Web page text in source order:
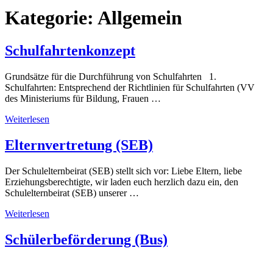
Kategorie: Allgemein
Schulfahrtenkonzept
Grundsätze für die Durchführung von Schulfahrten 1.
Schulfahrten: Entsprechend der Richtlinien für Schulfahrten (VV
des Ministeriums für Bildung, Frauen …
Weiterlesen
Elternvertretung (SEB)
Der Schulelternbeirat (SEB) stellt sich vor: Liebe Eltern, liebe
Erziehungsberechtigte, wir laden euch herzlich dazu ein, den
Schulelternbeirat (SEB) unserer …
Weiterlesen
Schülerbeförderung (Bus)